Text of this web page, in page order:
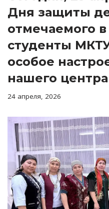
Дня защиты
отмечаемого
студенты
особое
нашего центра
24 апреля, 2026